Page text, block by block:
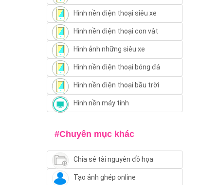
Hình nền điện thoại siêu xe
Hình nền điện thoại con vật
Hình ảnh những siêu xe
Hình nền điện thoại bóng đá
Hình nền điện thoại bầu trời
Hình nền máy tính
#Chuyên mục khác
Chia sẻ tài nguyên đồ họa
Tạo ảnh ghép online